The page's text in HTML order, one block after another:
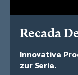
Recada
Innovative
zur Serie.